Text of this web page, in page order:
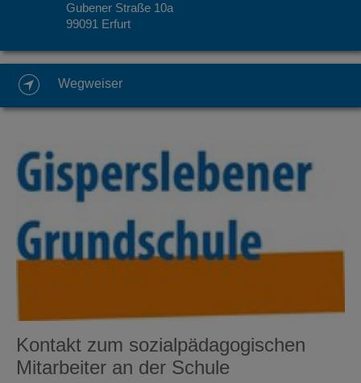
Gubener Straße 10a
99091 Erfurt
Wegweiser
Kontakt zum sozialpädagogischen
Mitarbeiter an der Schule